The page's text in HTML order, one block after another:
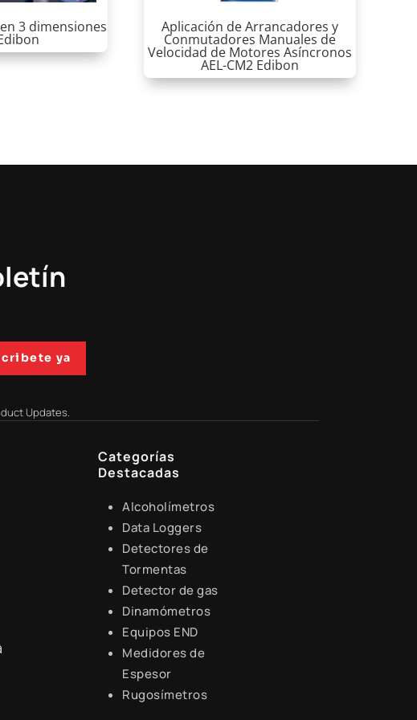
3 dimensiones Aplicación de Arrancadores y
Conmutadores Manuales de
Velocidad de Motores Asíncronos
AEL-CM2 Edibon
ya
Updates.
Categorías
Destacadas
Alcoholímetros
Data Loggers
Detectores de
Tormentas
Detector de gas
Dinamómetros
Equipos END
Medidores de
Espesor
Rugosímetros